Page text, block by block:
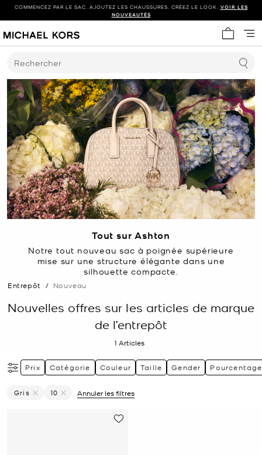
COMMENCEZ PAR LE SAC. AJOUTEZ LES CHAUSSURES. CRÉEZ LE LOOK. VOIR LES
NOUVEAUTÉS
Mon
Rechercher
Tout sur Ashton
Notre tout nouveau sac à poignée supérieure
mise sur une structure élégante dans une
silhouette compacte.
Entrepôt / Nouveau
Nouvelles offres sur les articles de marque
de l’entrepôt
1 Articles
Prix Catégorie Couleur Taille Gender
Gris
10
Annuler les filtres